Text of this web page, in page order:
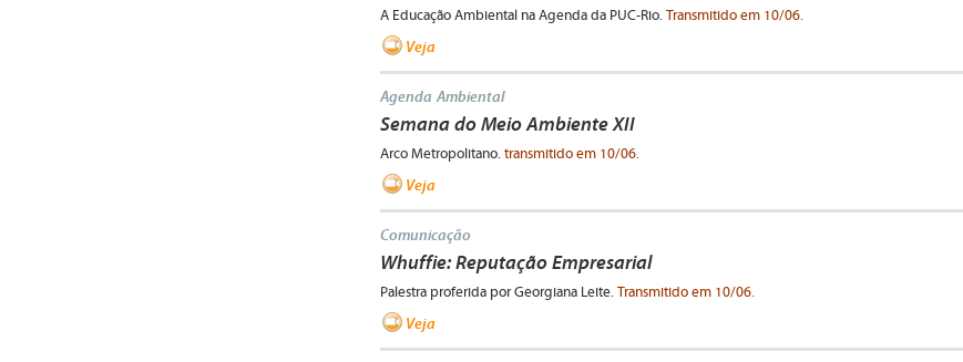
A Educação Ambiental na Agenda da PUC-Rio. Transmitido em 10/06.
Veja
Agenda Ambiental
Semana do Meio Ambiente XII
Arco Metropolitano. transmitido em 10/06.
Veja
Comunicação
Whuffie: Reputação Empresarial
Palestra proferida por Georgiana Leite. Transmitido em 10/06.
Veja